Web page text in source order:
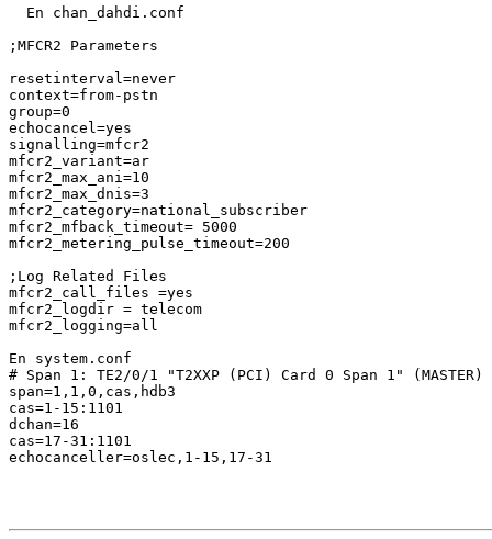
  En chan_dahdi.conf
;MFCR2 Parameters
resetinterval=never
context=from-pstn
group=0
echocancel=yes
signalling=mfcr2
mfcr2_variant=ar
mfcr2_max_ani=10
mfcr2_max_dnis=3
mfcr2_category=national_subscriber
mfcr2_mfback_timeout= 5000
mfcr2_metering_pulse_timeout=200
;Log Related Files
mfcr2_call_files =yes
mfcr2_logdir = telecom
mfcr2_logging=all
En system.conf
# Span 1: TE2/0/1 "T2XXP (PCI) Card 0 Span 1" (MASTER)
span=1,1,0,cas,hdb3
cas=1-15:1101
dchan=16
cas=17-31:1101
echocanceller=oslec,1-15,17-31